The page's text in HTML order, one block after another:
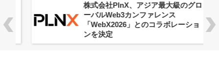
株式会社PlnX、アジア最大級のグロ
ーバルWeb3カンファレンス
「WebX2026」とのコラボレーショ
ンを決定